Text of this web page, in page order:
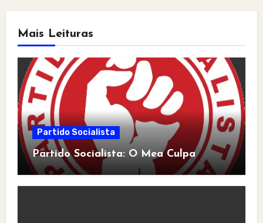
Mais Leituras
Partido Socialista
Partido Socialista: O Mea Culpa